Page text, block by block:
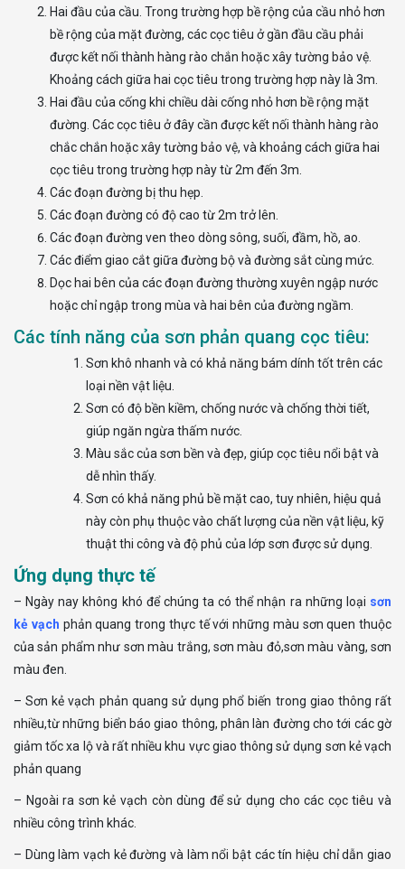
Hai đầu của cầu. Trong trường hợp bề rộng của cầu nhỏ hơn
bề rộng của mặt đường, các cọc tiêu ở gần đầu cầu phải
được kết nối thành hàng rào chắn hoặc xây tường bảo vệ.
Khoảng cách giữa hai cọc tiêu trong trường hợp này là 3m.
Hai đầu của cống khi chiều dài cống nhỏ hơn bề rộng mặt
đường. Các cọc tiêu ở đây cần được kết nối thành hàng rào
chắc chắn hoặc xây tường bảo vệ, và khoảng cách giữa hai
cọc tiêu trong trường hợp này từ 2m đến 3m.
Các đoạn đường bị thu hẹp.
Các đoạn đường có độ cao từ 2m trở lên.
Các đoạn đường ven theo dòng sông, suối, đầm, hồ, ao.
Các điểm giao cắt giữa đường bộ và đường sắt cùng mức.
Dọc hai bên của các đoạn đường thường xuyên ngập nước
hoặc chỉ ngập trong mùa và hai bên của đường ngầm.
Các tính năng của sơn phản quang cọc tiêu:
Sơn khô nhanh và có khả năng bám dính tốt trên các
loại nền vật liệu.
Sơn có độ bền kiềm, chống nước và chống thời tiết,
giúp ngăn ngừa thấm nước.
Màu sắc của sơn bền và đẹp, giúp cọc tiêu nổi bật và
dễ nhìn thấy.
Sơn có khả năng phủ bề mặt cao, tuy nhiên, hiệu quả
này còn phụ thuộc vào chất lượng của nền vật liệu, kỹ
thuật thi công và độ phủ của lớp sơn được sử dụng.
Ứng dụng thực tế
– Ngày nay không khó để chúng ta có thể nhận ra những loại sơn
kẻ vạch phản quang trong thực tế với những màu sơn quen thuộc
của sản phẩm như sơn màu trắng, sơn màu đỏ,sơn màu vàng, sơn
màu đen.
– Sơn kẻ vạch phản quang sử dụng phổ biến trong giao thông rất
nhiều,từ những biển báo giao thông, phân làn đường cho tới các gờ
giảm tốc xa lộ và rất nhiều khu vực giao thông sử dụng sơn kẻ vạch
phản quang
– Ngoài ra sơn kẻ vạch còn dùng để sử dụng cho các cọc tiêu và
nhiều công trình khác.
– Dùng làm vạch kẻ đường và làm nổi bật các tín hiệu chỉ dẫn giao